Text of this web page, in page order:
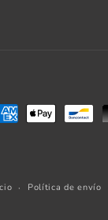
Política de envío